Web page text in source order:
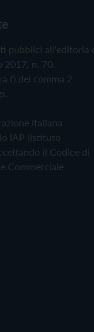
pubblici all'editoria
2017, n. 70.
f) del comma 2
Italiana
IAP (Istituto
il Codice di
Commerciale